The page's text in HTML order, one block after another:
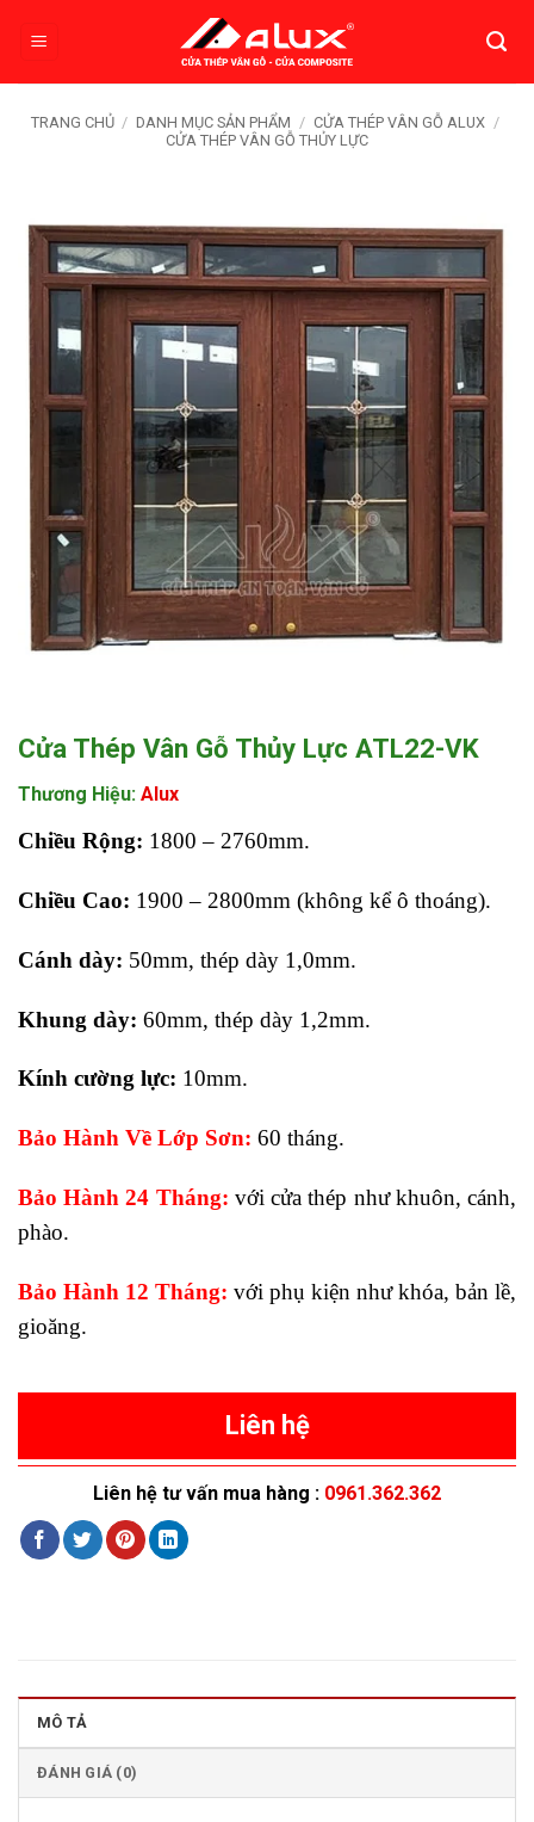
TRANG CHỦ / DANH MỤC SẢN PHẨM / CỬA THÉP VÂN GỖ ALUX /
CỬA THÉP VÂN GỖ THỦY LỰC
Cửa Thép Vân Gỗ Thủy Lực ATL22-VK
Thương Hiệu: Alux
Chiều Rộng: 1800 – 2760mm.
Chiều Cao: 1900 – 2800mm (không kể ô thoáng).
Cánh dày: 50mm, thép dày 1,0mm.
Khung dày: 60mm, thép dày 1,2mm.
Kính cường lực: 10mm.
Bảo Hành Về Lớp Sơn: 60 tháng.
Bảo Hành 24 Tháng: với cửa thép như khuôn, cánh,
phào.
Bảo Hành 12 Tháng: với phụ kiện như khóa, bản lề,
gioăng.
Liên hệ
Liên hệ tư vấn mua hàng : 0961.362.362
MÔ TẢ
ĐÁNH GIÁ (0)